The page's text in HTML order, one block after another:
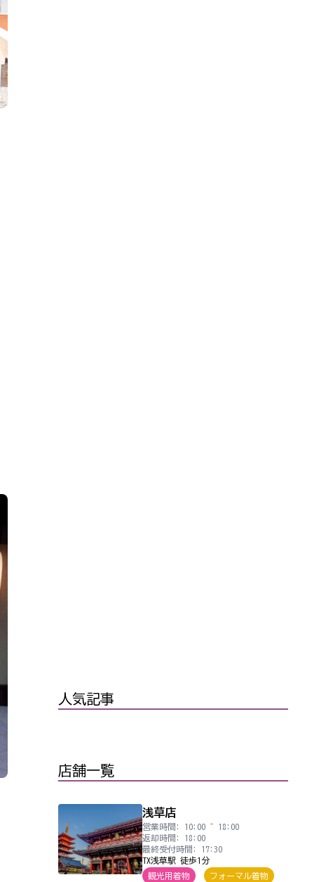
人気記事
店舗一覧
浅草店
営業時間: 10:00 ~ 18:00
返却時間: 18:00
最終受付時間: 17:30
TX浅草駅 徒歩1分
観光用着物
フォーマル着物